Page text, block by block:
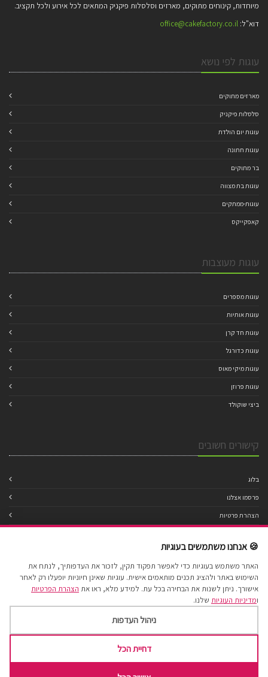
מיוחדות, קינוחים מתוקים, מארזים וסלסלות פיקניק המתאים לכל אירוע ולכל תקציב.
דוא"ל: office@cakefactory.co.il
עוגות לפי נושא
מארזים מתוקים
סלסלות פיקניק
עוגות יום הולדת
עוגות חתונה
בר מתוקים
עוגות בת מצווה
עוגות-ממתקים
קאפקייקס
עוגות מעוצבות
עוגות מספרים
עוגות אותיות
עוגות חד קרן
עוגות כדורגל
עוגות מיקי מאוס
עוגות פרוזן
ביצי שוקולד
קישורים חשובים
בלוג
פרסמו אצלנו
הצהרת פרטיות
תנאי שימוש
הצהרת נגישות
מפת אתר
Cake Factory 2017 © All Rights Reserved.
🍪 אנחנו משתמשים בעוגיות
האתר משתמש בעוגיות כדי לאפשר תפקוד תקין, לזכור את העדפותיך, לנתח את
השימוש באתר ולהציג תכנים מותאמים אישית. עוגיות שאינן חיוניות יופעלו רק לאחר
אישורך. ניתן לשנות את הבחירה בכל עת. למידע מלא, ראו את הצהרת הפרטיות
ומדיניות העוגיות שלנו.
ניהול העדפות
דחיית הכל